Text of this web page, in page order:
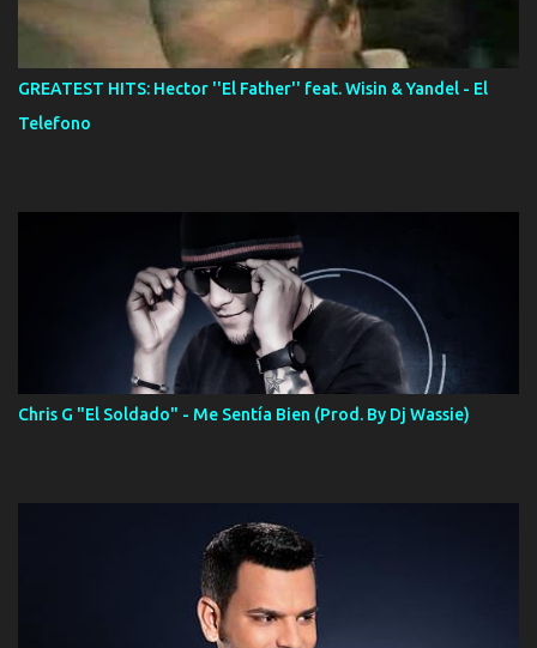
GREATEST HITS: Hector ''El Father'' feat. Wisin & Yandel - El
Telefono
Chris G "El Soldado" - Me Sentía Bien (Prod. By Dj Wassie)